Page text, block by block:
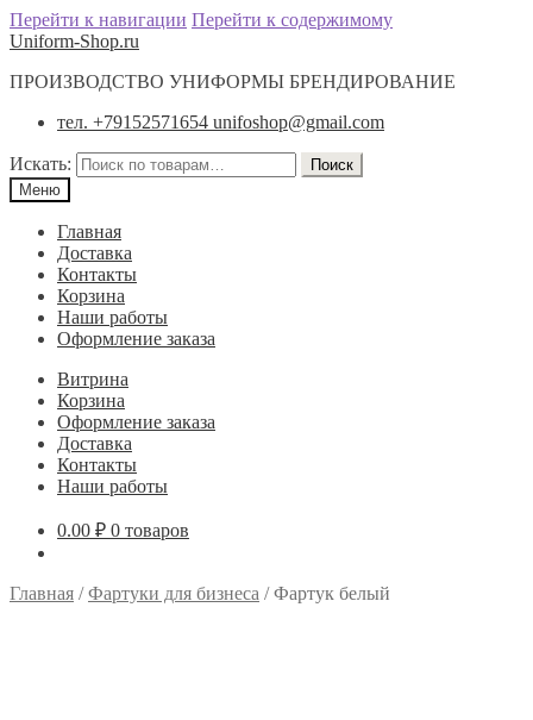
Перейти к навигации Перейти к содержимому
Uniform-Shop.ru
ПРОИЗВОДСТВО УНИФОРМЫ БРЕНДИРОВАНИЕ
тел. +79152571654 unifoshop@gmail.com
Искать:
Поиск
Меню
Главная
Доставка
Контакты
Корзина
Наши работы
Оформление заказа
Витрина
Корзина
Оформление заказа
Доставка
Контакты
Наши работы
0.00 ₽ 0 товаров
Главная /Фартуки для бизнеса /Фартук белый